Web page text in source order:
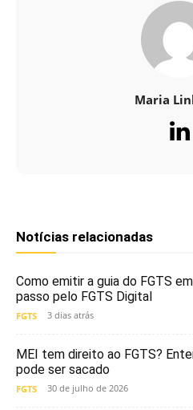
Maria
Notícias relacionadas
Como emitir a guia do FGTS
passo pelo FGTS Digital
FGTS 3 dias atrás
MEI tem direito ao FGTS?
pode ser sacado
FGTS 30 de julho de 2026